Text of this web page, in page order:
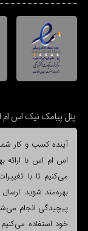
پنل پیامک نیک اس ام اس با 17
آینده کسب و کار
اس ام اس با ارائه
می‌کنیم تا با
بهره‌مند شوید.
پیچیدگی انجام
خود استفاده